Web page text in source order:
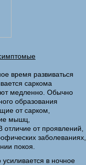
время развиваться
саркома
медленно. Обычно
образования
от сарком,
мышц,
от проявлений,
заболеваниях,
покоя.
в ночное